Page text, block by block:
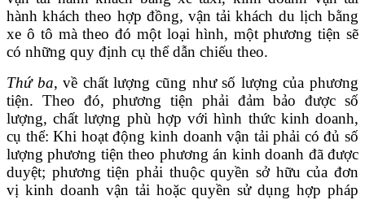
hành khách theo hợp đồng, vận tải khách du lịch bằng
xe ô tô mà theo đó một loại hình, một phương tiện sẽ
có những quy định cụ thể dẫn chiếu theo.
Thứ ba, về chất lượng cũng như số lượng của phương
tiện. Theo đó, phương tiện phải đảm bảo được số
lượng, chất lượng phù hợp với hình thức kinh doanh,
cụ thể: Khi hoạt động kinh doanh vận tải phải có đủ số
lượng phương tiện theo phương án kinh doanh đã được
duyệt; phương tiện phải thuộc quyền sở hữu của đơn
vị kinh doanh vận tải hoặc quyền sử dụng hợp pháp